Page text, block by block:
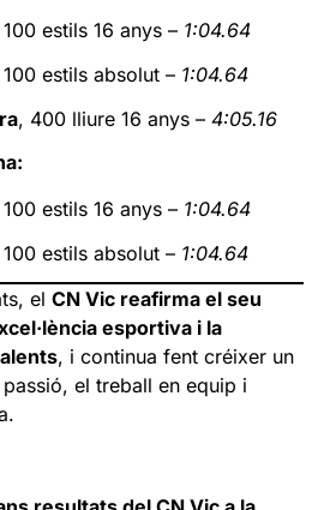
estils 16 anys – 1:04.64
100 estils absolut – 1:04.64
, 400 lliure 16 anys –4:05.16
estils 16 anys – 1:04.64
100 estils absolut – 1:04.64
elCN Vic reafirma el seu
esportiva i la
, i continua fent créixer un
el treball en equip i